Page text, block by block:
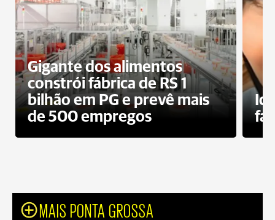
Gigante dos alimentos
constrói fábrica de RS 1
bilhão em PG e prevê mais
de 500 empregos
MAIS PONTA GROSSA